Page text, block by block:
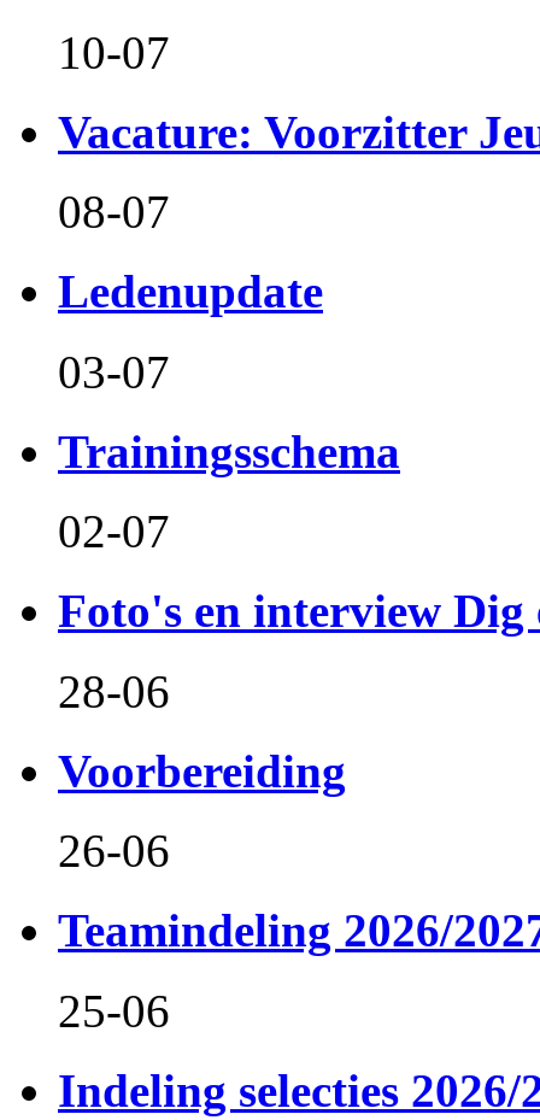
10-07
Vacature: Voorzitter
08-07
Ledenupdate
03-07
Trainingsschema
02-07
Foto's en interview Dig
28-06
Voorbereiding
26-06
Teamindeling 2026/
25-06
Indeling selecties 2026/